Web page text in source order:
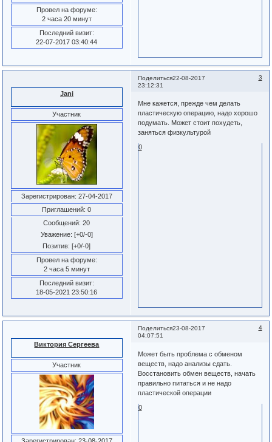
Провел на форуме:
2 часа 20 минут
Последний визит:
22-07-2017 03:40:44
Поделиться 3
22-08-2017
23:12:31
Jani
Участник
Зарегистрирован: 27-04-2017
Приглашений: 0
Сообщений: 20
Уважение: [+0/-0]
Позитив: [+0/-0]
Провел на форуме:
2 часа 5 минут
Последний визит:
18-05-2021 23:50:16
Мне кажется, прежде чем делать
пластическую операцию, надо хорошо
подумать. Может стоит похудеть,
заняться физкультурой
0
Поделиться 4
23-08-2017
04:07:51
Виктория Сергеева
Участник
Может быть проблема с обменом
веществ, надо анализы сдать.
Восстановить обмен веществ, начать
правильно питаться и не надо
пластической операции
0